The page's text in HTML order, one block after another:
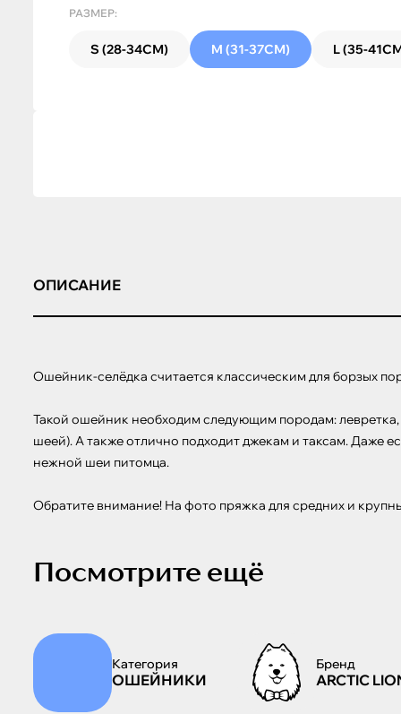
РАЗМЕР:
S (28-34СМ) M (31-37СМ) L (35-
ОПИСАНИЕ
Ошейник-селёдка считается классическим для борзых
Такой ошейник необходим следующим породам:
шеей). А также отлично подходит джекам и таксам. Даже
нежной шеи питомца.
Обратите внимание! На фото пряжка для средних и
Посмотрите ещё
Категория
ОШЕЙНИКИ
Бренд
ARCTIC